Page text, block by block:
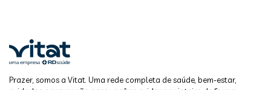
Prazer, somos a Vitat. Uma rede completa de saúde, bem-estar,